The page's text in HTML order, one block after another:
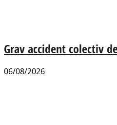
Grav accident colectiv
06/08/2026